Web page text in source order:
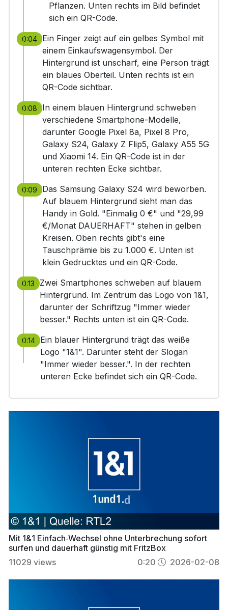
Pflanzen. Unten rechts im Bild befindet
sich ein QR-Code.
0:04 Ein Finger zeigt auf ein gelbes Symbol mit
einem Einkaufswagensymbol. Der
Hintergrund ist unscharf, eine Person trägt
ein blaues Oberteil. Unten rechts ist ein
QR-Code sichtbar.
0:08
In einem blauen Hintergrund schweben
verschiedene Smartphone-Modelle,
darunter Google Pixel 8a, Pixel 8 Pro,
Galaxy S24, Galaxy Z Flip5, Galaxy A55 5G
und Xiaomi 14. Ein QR-Code ist in der
unteren rechten Ecke sichtbar.
0:09
Das Samsung Galaxy S24 wird beworben.
Auf blauem Hintergrund sieht man das
Handy in Gold. "Einmalig 0 €" und "29,99
€/Monat DAUERHAFT" stehen in gelben
Kreisen. Oben rechts gibt's eine
Tauschprämie bis zu 1.000 €. Unten ist
klein Gedrucktes und ein QR-Code.
0:13
Zwei Smartphones schweben auf blauem
Hintergrund. Im Zentrum das Logo von 1&1,
darunter der Schriftzug "Immer wieder
besser." Rechts unten ist ein QR-Code.
0:14 Ein blauer Hintergrund trägt das weiße
Logo "1&1". Darunter steht der Slogan
"Immer wieder besser.". In der rechten
unteren Ecke befindet sich ein QR-Code.
Mit 1&1 Einfach‑Wechsel ohne Unterbrechung sofort
surfen und dauerhaft günstig mit FritzBox
11029 views 0:20 2026-02-08